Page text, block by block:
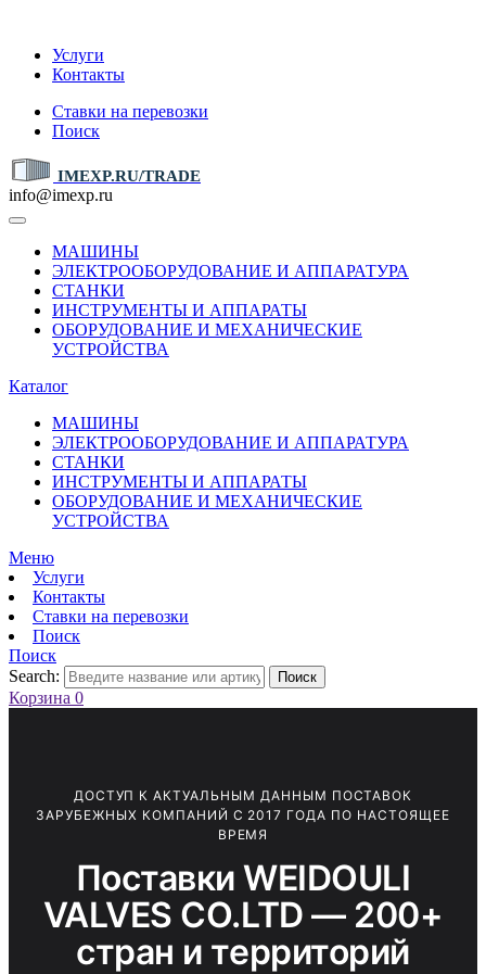
Услуги
Контакты
Ставки на перевозки
Поиск
IMEXP.RU/TRADE
info@imexp.ru
МАШИНЫ
ЭЛЕКТРООБОРУДОВАНИЕ И АППАРАТУРА
СТАНКИ
ИНСТРУМЕНТЫ И АППАРАТЫ
ОБОРУДОВАНИЕ И МЕХАНИЧЕСКИЕ
УСТРОЙСТВА
Каталог
МАШИНЫ
ЭЛЕКТРООБОРУДОВАНИЕ И АППАРАТУРА
СТАНКИ
ИНСТРУМЕНТЫ И АППАРАТЫ
ОБОРУДОВАНИЕ И МЕХАНИЧЕСКИЕ
УСТРОЙСТВА
Меню
Услуги
Контакты
Ставки на перевозки
Поиск
Поиск
Search:
Поиск
Корзина 0
ДОСТУП К АКТУАЛЬНЫМ ДАННЫМ ПОСТАВОК
ЗАРУБЕЖНЫХ КОМПАНИЙ С 2017 ГОДА ПО НАСТОЯЩЕЕ
ВРЕМЯ
Поставки WEIDOULI
VALVES CO.LTD — 200+
стран и территорий